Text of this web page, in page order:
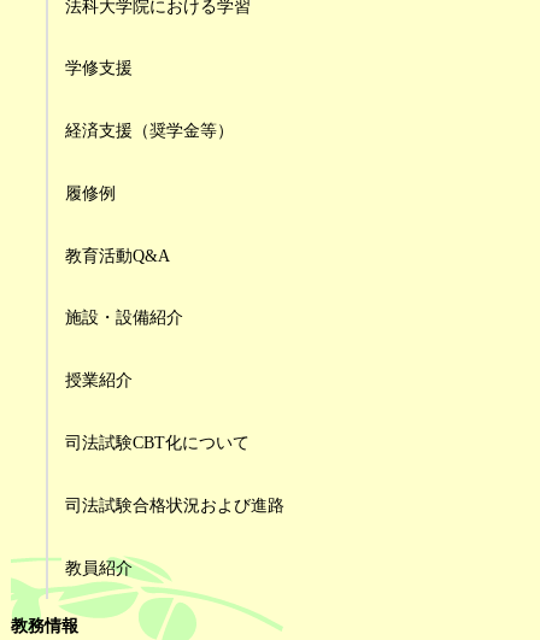
法科大学院における学習
学修支援
経済支援（奨学金等）
履修例
教育活動Q&A
施設・設備紹介
授業紹介
司法試験CBT化について
司法試験合格状況および進路
教員紹介
教務情報